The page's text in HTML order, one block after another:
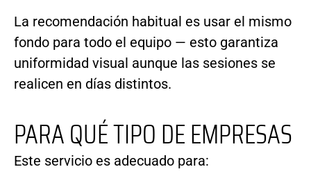
La recomendación habitual es usar el mismo
fondo para todo el equipo — esto garantiza
uniformidad visual aunque las sesiones se
realicen en días distintos.
PARA QUÉ TIPO DE EMPRESAS
Este servicio es adecuado para: